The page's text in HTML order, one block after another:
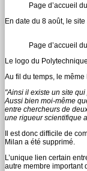
Page d’accueil
En date du 8 août, le
Page d’accueil
Le logo du
Au fil du temps, le
"Ainsi il existe un site
Aussi bien moi-même
entre chercheurs de
une rigueur scientifique
Il est donc difficile de
Milan a été supprimé.
L’unique lien certain
autre membre important